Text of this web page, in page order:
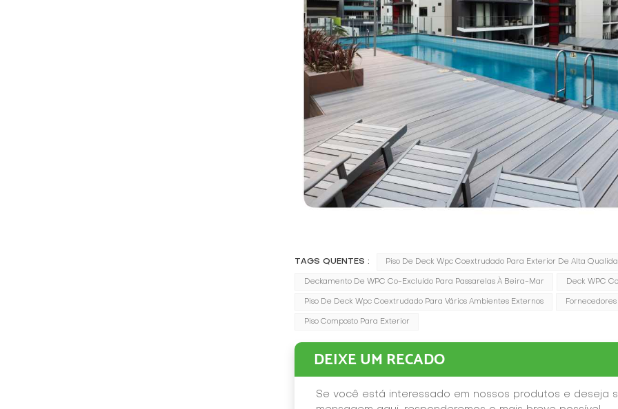
TAGS QUENTES : Piso De Deck Wpc Coextrudado Para Exterior De Alta
Deckamento De WPC Co-Excluído Para Passarelas À Beira-Mar Deck WPC
Piso De Deck Wpc Coextrudado Para Vários Ambientes Externos
Piso Composto Para Exterior
DEIXE UM RECADO
Se você está interessado em nossos produtos e deseja